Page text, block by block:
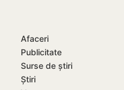
Afaceri
Publicitate
Surse de știri
Știri